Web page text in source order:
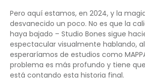
Pero aquí estamos, en 2024, y la
desvanecido un poco. No es que la
haya bajado – Studio Bones sigue
espectacular visualmente hablando,
esperaríamos de estudios como
problema es más profundo y tiene
está contando esta historia final.